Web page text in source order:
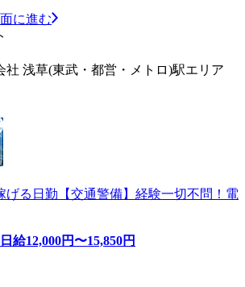
に進む
社 浅草(東武・都営・メトロ)駅エリア
げる日勤【交通警備】経験一切不問！電
日給12,000円〜15,850円